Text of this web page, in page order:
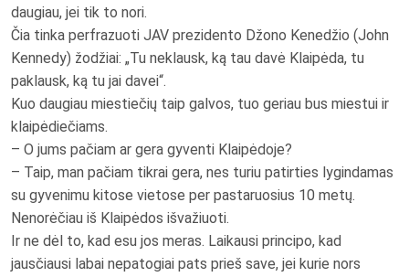
daugiau, jei tik to nori.
Čia tinka perfrazuoti JAV prezidento Džono Kenedžio (John
Kennedy) žodžiai: „Tu neklausk, ką tau davė Klaipėda, tu
paklausk, ką tu jai davei“.
Kuo daugiau miestiečių taip galvos, tuo geriau bus miestui ir
klaipėdiečiams.
– O jums pačiam ar gera gyventi Klaipėdoje?
– Taip, man pačiam tikrai gera, nes turiu patirties lygindamas
su gyvenimu kitose vietose per pastaruosius 10 metų.
Nenorėčiau iš Klaipėdos išvažiuoti.
Ir ne dėl to, kad esu jos meras. Laikausi principo, kad
jausčiausi labai nepatogiai pats prieš save, jei kurie nors